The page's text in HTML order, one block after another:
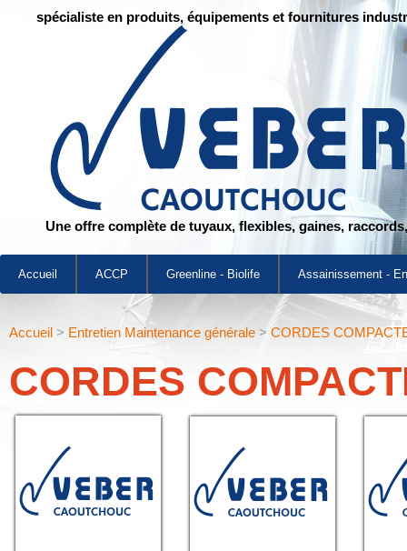
spécialiste en produits, équipements et fournitures
Une offre complète de tuyaux, flexibles, gaines,
Accueil ACCP Greenline - Biolife Assainissement -
Accueil > Entretien Maintenance générale > CORDES
CORDES